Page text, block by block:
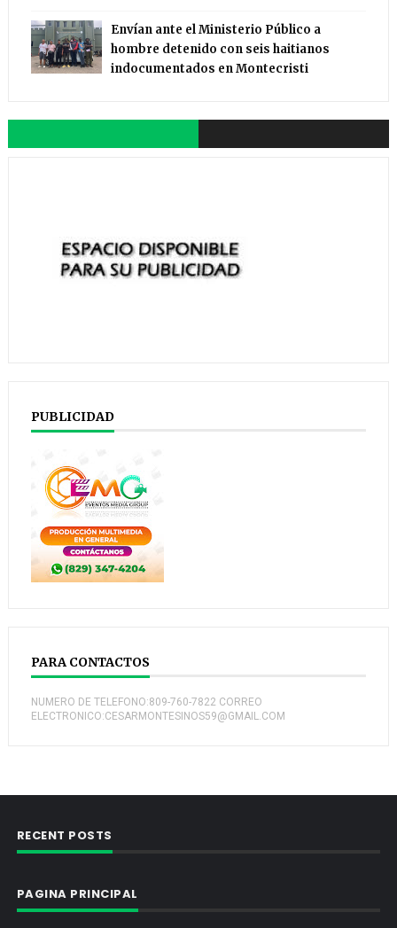
Envían ante el Ministerio Público a
hombre detenido con seis haitianos
indocumentados en Montecristi
PUBLICIDAD
PARA CONTACTOS
NUMERO DE TELEFONO:809-760-7822 CORREO
ELECTRONICO:CESARMONTESINOS59@GMAIL.COM
RECENT POSTS
PAGINA PRINCIPAL